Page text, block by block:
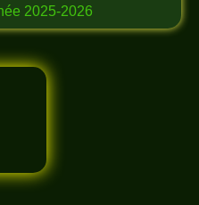
2025-2026